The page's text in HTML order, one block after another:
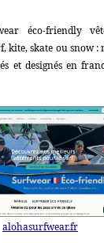
éco-friendly
kite, skate ou snow :
et designés en
alohasurfwear.fr